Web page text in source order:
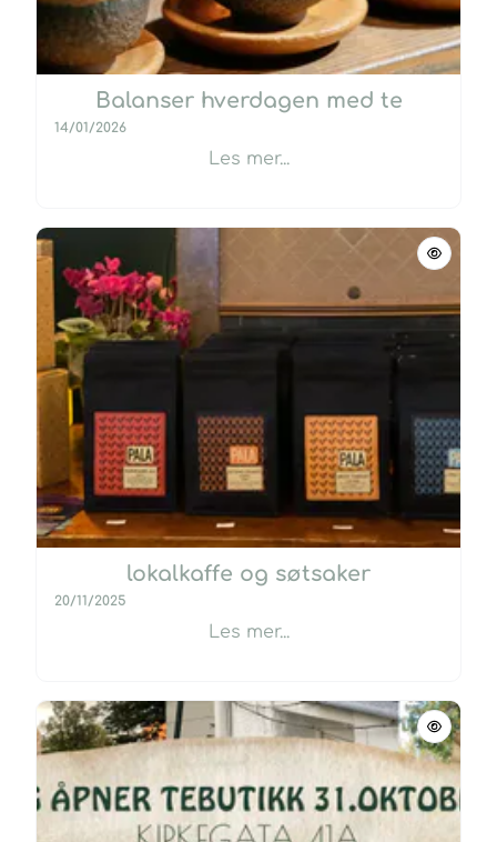
Balanser hverdagen med te
14/01/2026
Les mer...
lokalkaffe og søtsaker
20/11/2025
Les mer...